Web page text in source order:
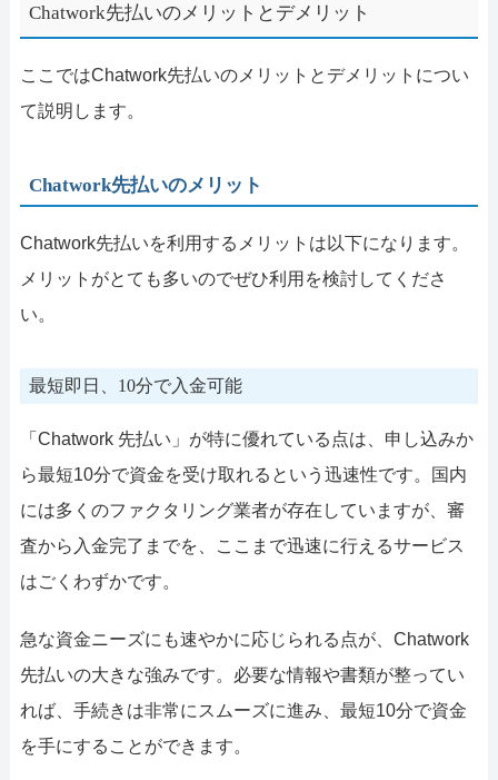
Chatwork先払いのメリットとデメリット
ここではChatwork先払いのメリットとデメリットについ
て説明します。
Chatwork先払いのメリット
Chatwork先払いを利用するメリットは以下になります。
メリットがとても多いのでぜひ利用を検討してくださ
い。
最短即日、10分で入金可能
「Chatwork 先払い」が特に優れている点は、申し込みか
ら最短10分で資金を受け取れるという迅速性です。国内
には多くのファクタリング業者が存在していますが、審
査から入金完了までを、ここまで迅速に行えるサービス
はごくわずかです。
急な資金ニーズにも速やかに応じられる点が、Chatwork
先払いの大きな強みです。必要な情報や書類が整ってい
れば、手続きは非常にスムーズに進み、最短10分で資金
を手にすることができます。